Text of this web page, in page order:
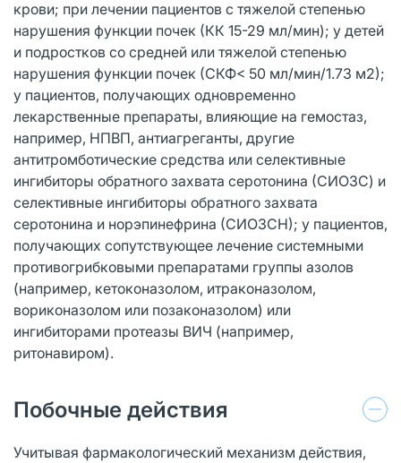
крови; при лечении пациентов с тяжелой степенью
нарушения функции почек (КК 15-29 мл/мин); у детей
и подростков со средней или тяжелой степенью
нарушения функции почек (СКФ< 50 мл/мин/1.73 м2);
у пациентов, получающих одновременно
лекарственные препараты, влияющие на гемостаз,
например, НПВП, антиагреганты, другие
антитромботические средства или селективные
ингибиторы обратного захвата серотонина (СИОЗС) и
селективные ингибиторы обратного захвата
серотонина и норэпинефрина (СИОЗСН); у пациентов,
получающих сопутствующее лечение системными
противогрибковыми препаратами группы азолов
(например, кетоконазолом, итраконазолом,
вориконазолом или позаконазолом) или
ингибиторами протеазы ВИЧ (например,
ритонавиром).
Побочные действия
Учитывая фармакологический механизм действия,